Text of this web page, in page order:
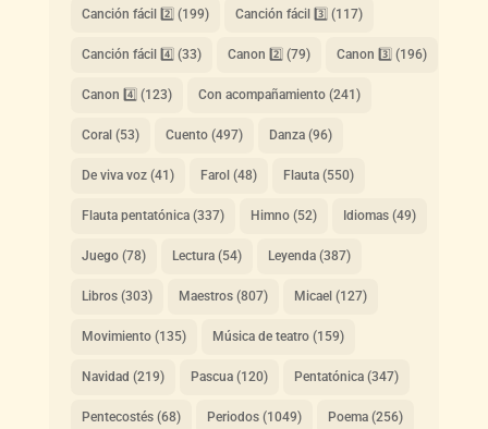
Canción fácil 2️⃣ (199) Canción fácil 3️⃣ (117)
Canción fácil 4️⃣ (33) Canon 2️⃣ (79) Canon 3️⃣ (196)
Canon 4️⃣ (123) Con acompañamiento(241)
Coral(53) Cuento(497) Danza(96)
De viva voz(41) Farol(48) Flauta(550)
Flauta pentatónica(337) Himno(52) Idiomas(49)
Juego(78) Lectura(54) Leyenda(387)
Libros(303) Maestros(807) Micael(127)
Movimiento(135) Música de teatro(159)
Navidad (219) Pascua(120) Pentatónica(347)
Pentecostés(68) Periodos(1049) Poema(256)